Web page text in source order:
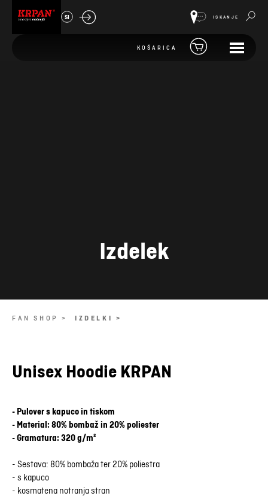
SI ISKANJE
KOŠARICA
Izdelek
FAN SHOP > IZDELKI >
Unisex Hoodie KRPAN
- Pulover s kapuco in tiskom
- Material: 80% bombaž in 20% poliester
- Gramatura: 320 g/m²
- Sestava: 80% bombaža ter 20% poliestra
- s kapuco
- kosmatena notranja stran